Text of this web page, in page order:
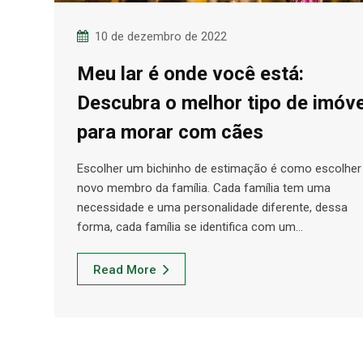
10 de dezembro de 2022
Meu lar é onde você está:
Descubra o melhor tipo de
para morar com cães
Escolher um bichinho de estimação é como
novo membro da família. Cada família tem uma
necessidade e uma personalidade diferente, dessa
forma, cada família se identifica com um…
Read More